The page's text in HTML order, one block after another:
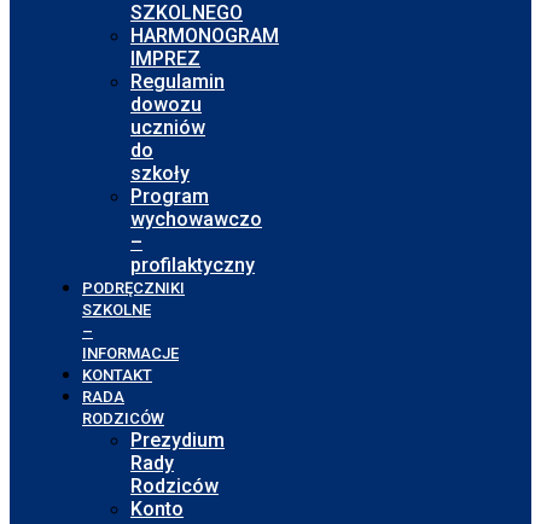
SZKOLNEGO
HARMONOGRAM
IMPREZ
Regulamin
dowozu
uczniów
do
szkoły
Program
wychowawczo
–
profilaktyczny
PODRĘCZNIKI
SZKOLNE
–
INFORMACJE
KONTAKT
RADA
RODZICÓW
Prezydium
Rady
Rodziców
Konto